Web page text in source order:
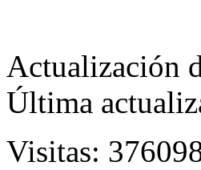
Actualización
Última
Visitas: